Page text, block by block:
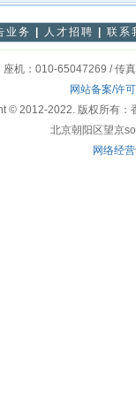
业务 人才招聘 联系
座机：010-65047269 / 传
网站备案/许
© 2012-2022. 版权所有：
北京朝阳区望京
网络经